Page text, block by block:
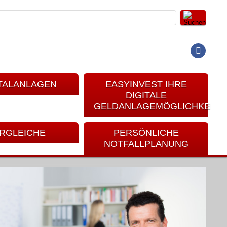
EASYINVEST IHRE
DIGITALE
GELDANLAGEMÖGLICHKEIT
PERSÖNLICHE
NOTFALLPLANUNG